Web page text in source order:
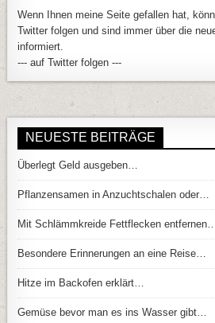
Wenn Ihnen meine Seite gefallen hat,
Twitter folgen und sind immer über die
informiert.
--- auf Twitter folgen ---
NEUESTE BEITRÄGE
Überlegt Geld ausgeben…
Pflanzensamen in Anzuchtschalen oder…
Mit Schlämmkreide Fettflecken
Besondere Erinnerungen an eine Reise…
Hitze im Backofen erklärt…
Gemüse bevor man es ins Wasser gibt…